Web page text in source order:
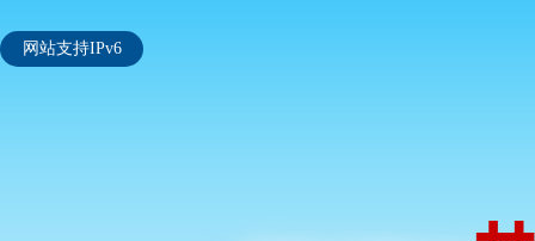
网站支持IPv6